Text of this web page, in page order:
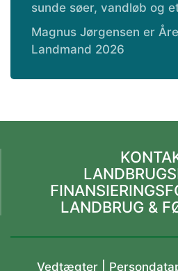
sunde søer, vandløb og
Magnus Jørgensen er
Landmand 2026
LANDBRUG &
Vedtægter